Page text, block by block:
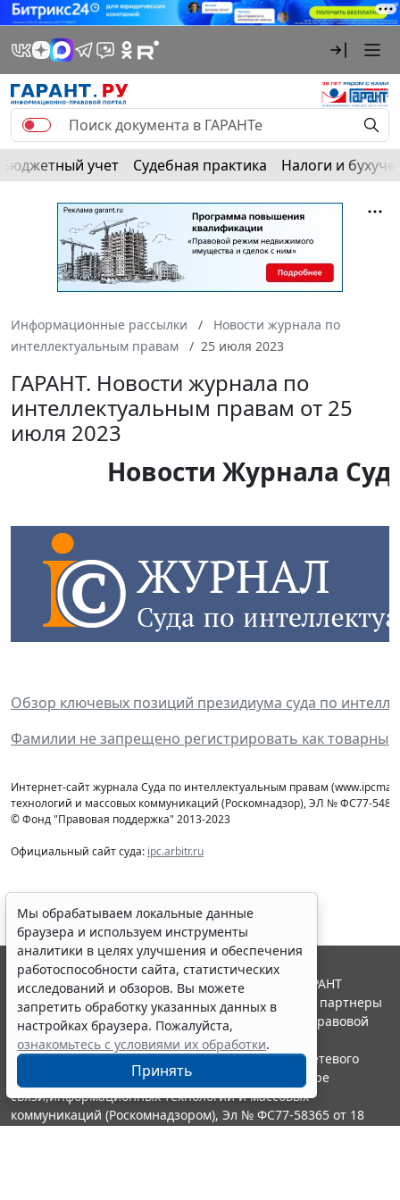
Бюджетный учет Судебная практика Налоги и
Информационные рассылки
Новости журнала по
интеллектуальным правам
25 июля 2023
ГАРАНТ. Новости журнала по
интеллектуальным правам от 25
июля 2023
Новости Журнала
Обзор ключевых позиций президиума суда по
Фамилии не запрещено регистрировать как товарные
Интернет-сайт журнала Суда по интеллектуальным правам
технологий и массовых коммуникаций (Роcкомнадзор), ЭЛ № ФС77-
© Фонд "Правовая поддержка" 2013-2023
Официальный сайт суда: ipc.arbitr.ru
Мы обрабатываем локальные данные
браузера и используем инструменты
аналитики в целях улучшения и обеспечения
работоспособности сайта, статистических
исследований и обзоров. Вы можете
запретить обработку указанных данных в
настройках браузера. Пожалуйста,
ознакомьтесь с условиями их обработки.
Принять
© ООО "НПП "ГАРАНТ-СЕРВИС", 2026. Система ГАРАНТ
выпускается с 1990 года. Компания "Гарант" и ее партнеры
являются участниками Российской ассоциации правовой
информации ГАРАНТ.
Портал ГАРАНТ.РУ зарегистрирован в качестве сетевого
издания Федеральной службой по надзору в сфере
связи,информационных технологий и массовых
коммуникаций (Роскомнадзором), Эл № ФС77-58365 от 18